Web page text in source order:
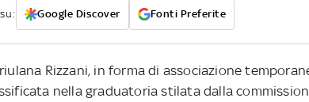
Google Discover Fonti Preferite
Rizzani, in forma di associazione
nella graduatoria stilata dalla